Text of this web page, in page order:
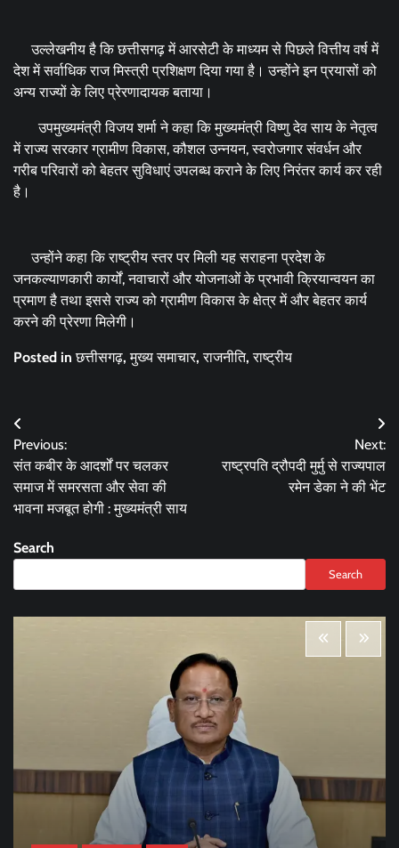
उल्लेखनीय है कि छत्तीसगढ़ में आरसेटी के माध्यम से पिछले वित्तीय वर्ष में
देश में सर्वाधिक राज मिस्त्री प्रशिक्षण दिया गया है। उन्होंने इन प्रयासों को
अन्य राज्यों के लिए प्रेरणादायक बताया।
उपमुख्यमंत्री विजय शर्मा ने कहा कि मुख्यमंत्री विष्णु देव साय के नेतृत्व
में राज्य सरकार ग्रामीण विकास, कौशल उन्नयन, स्वरोजगार संवर्धन और
गरीब परिवारों को बेहतर सुविधाएं उपलब्ध कराने के लिए निरंतर कार्य कर रही
है।
उन्होंने कहा कि राष्ट्रीय स्तर पर मिली यह सराहना प्रदेश के
जनकल्याणकारी कार्यों, नवाचारों और योजनाओं के प्रभावी क्रियान्वयन का
प्रमाण है तथा इससे राज्य को ग्रामीण विकास के क्षेत्र में और बेहतर कार्य
करने की प्रेरणा मिलेगी।
Posted inछत्तीसगढ़,मुख्य समाचार,राजनीति,राष्ट्रीय
Post
navigation
Previous:
संत कबीर के आदर्शों पर चलकर
समाज में समरसता और सेवा की
भावना मजबूत होगी : मुख्यमंत्री साय
Next:
राष्ट्रपति द्रौपदी मुर्मु से राज्यपाल
रमेन डेका ने की भेंट
Search
Search